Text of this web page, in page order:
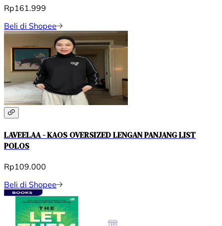
Rp161.999
Beli di Shopee
LAVEELAA - KAOS OVERSIZED LENGAN PANJANG LIST
POLOS
Rp109.000
Beli di Shopee